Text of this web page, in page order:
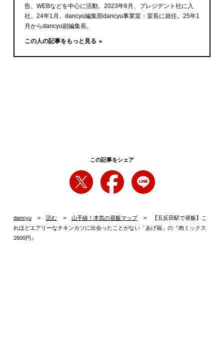
告、WEBなどを中心に活動。2023年6月、プレジデント社に入
社。24年1月、dancyu編集部dancyu事業室・室長に就任。25年1
月からdancyu副編集長。
この人の記事をもっと見る
この記事をシェア
dancyu 読む 山手線！本気の昼飯マップ
【五反田駅で昼飯】こ
れほどエアリーなチキンカツに出会ったことがない「あげ福」の『肉ミックス
2600円』